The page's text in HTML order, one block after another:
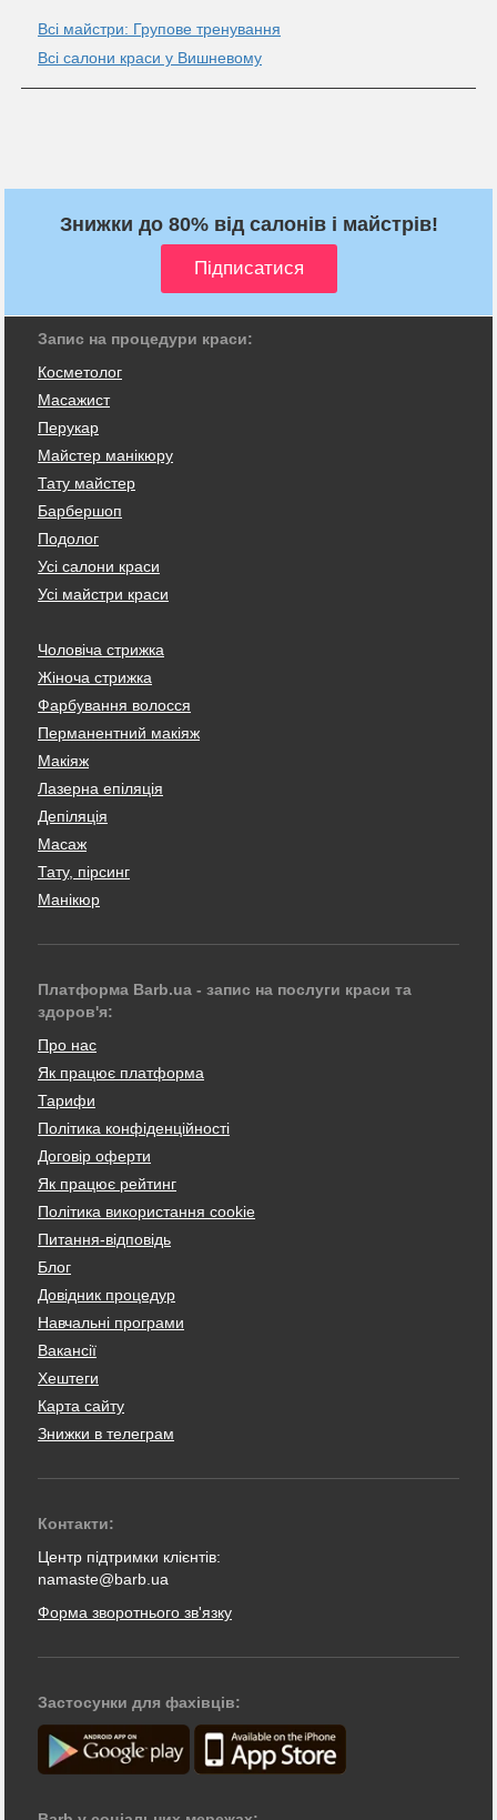
Всі майстри: Групове тренування
Всі салони краси у Вишневому
Знижки до 80% від салонів і майстрів!
Запис на процедури краси:
Косметолог
Масажист
Перукар
Майстер манікюру
Тату майстер
Барбершоп
Подолог
Усі салони краси
Усі майстри краси
Чоловіча стрижка
Жіноча стрижка
Фарбування волосся
Перманентний макіяж
Макіяж
Лазерна епіляція
Депіляція
Масаж
Тату, пірсинг
Манікюр
Платформа Barb.ua - запис на послуги краси та
здоров'я:
Про нас
Як працює платформа
Тарифи
Політика конфіденційності
Договір оферти
Як працює рейтинг
Політика використання cookie
Питання-відповідь
Блог
Довідник процедур
Навчальні програми
Вакансії
Хештеги
Карта сайту
Знижки в телеграм
Контакти:
Центр підтримки клієнтів:
namaste@barb.ua
Форма зворотнього зв'язку
Застосунки для фахівців: